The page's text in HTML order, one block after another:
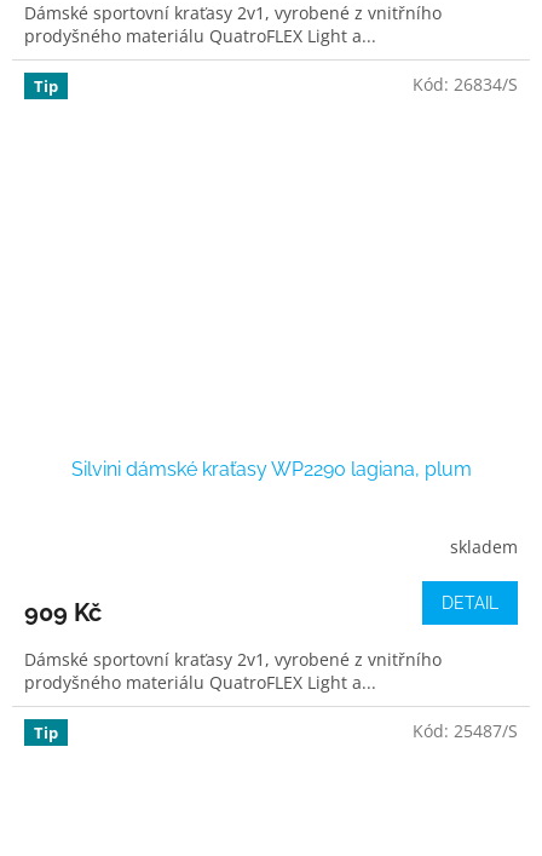
Dámské sportovní kraťasy 2v1, vyrobené z vnitřního
prodyšného materiálu QuatroFLEX Light a...
Tip
Silvini dámské kraťasy WP2290 lagiana, plum
skladem
909 Kč DETAIL
Dámské sportovní kraťasy 2v1, vyrobené z vnitřního
prodyšného materiálu QuatroFLEX Light a...
Kód: 26834/S
Tip Kód: 25487/S